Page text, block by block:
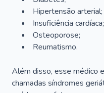
Hipertensão arterial;
Insuficiência cardíaca;
Osteoporose;
Reumatismo.
Além disso, esse médico
chamadas síndromes